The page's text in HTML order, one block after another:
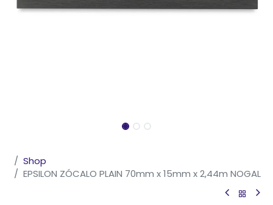
Shop
EPSILON ZÓCALO PLAIN 70mm x 15mm x 2,44m NOGAL